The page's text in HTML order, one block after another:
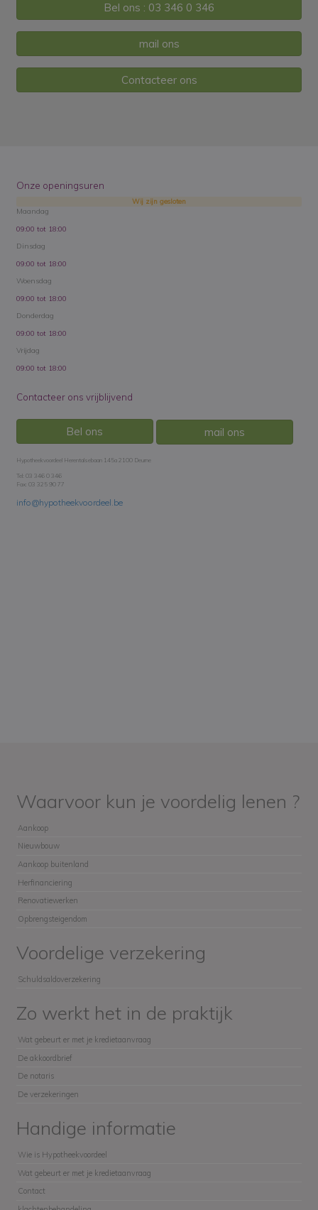
Bel ons : 03 346 0 346
mail ons
Contacteer ons
Onze openingsuren
Wij zijn gesloten
Maandag
09:00 tot 18:00
Dinsdag
09:00 tot 18:00
Woensdag
09:00 tot 18:00
Donderdag
09:00 tot 18:00
Vrijdag
09:00 tot 18:00
Contacteer ons vrijblijvend
Bel ons mail ons
Hypotheekvoordeel Herentalsebaan 145a 2100 Deurne
Tel: 03 346 0 346
Fax: 03 325 90 77
info@hypotheekvoordeel.be
Waarvoor kun je voordelig lenen ?
Aankoop
Nieuwbouw
Aankoop buitenland
Herfinanciering
Renovatiewerken
Opbrengsteigendom
Voordelige verzekering
Schuldsaldoverzekering
Zo werkt het in de praktijk
Wat gebeurt er met je kredietaanvraag
De akkoordbrief
De notaris
De verzekeringen
Handige informatie
Wie is Hypotheekvoordeel
Wat gebeurt er met je kredietaanvraag
Contact